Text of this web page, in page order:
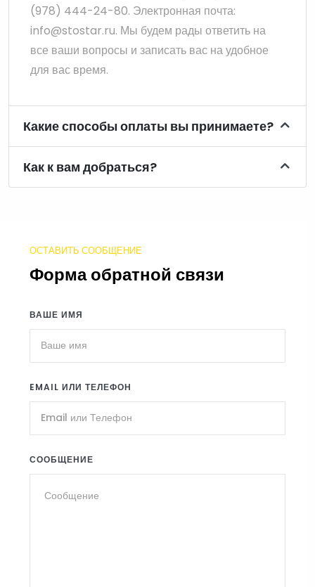
(978) 444-24-80. Электронная почта:
info@stostar.ru. Мы будем рады ответить на
все ваши вопросы и записать вас на удобное
для вас время.
Какие способы оплаты вы принимаете?
Как к вам добраться?
ОСТАВИТЬ СООБЩЕНИЕ
Форма обратной связи
ВАШЕ ИМЯ
EMAIL ИЛИ ТЕЛЕФОН
СООБЩЕНИЕ